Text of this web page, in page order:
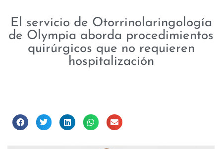
El servicio de Otorrinolaringología
de Olympia aborda procedimientos
quirúrgicos que no requieren
hospitalización